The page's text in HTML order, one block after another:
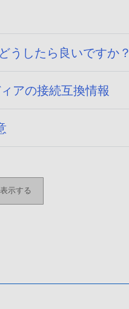
うしたら良いですか？
アの接続互換情報
示する